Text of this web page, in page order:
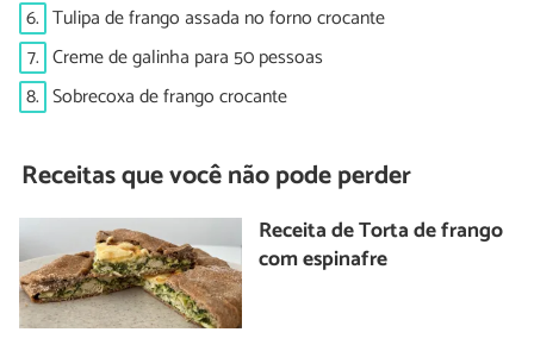
6. Tulipa de frango assada no forno crocante
7. Creme de galinha para 50 pessoas
8. Sobrecoxa de frango crocante
Receitas que você não pode perder
Receita de Torta de frango
com espinafre